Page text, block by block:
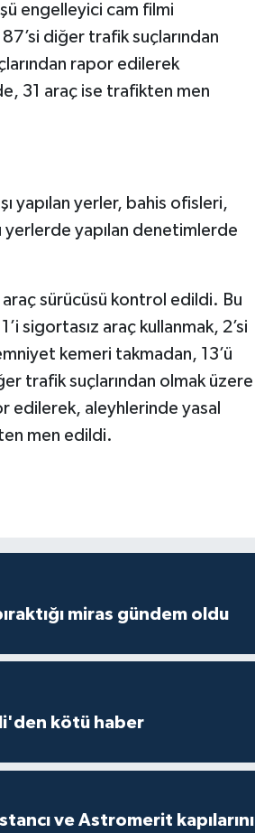
engelleyici cam filmi
diğer trafik suçlarından
rapor edilerek
31 araç ise trafikten men
yapılan yerler, bahis ofisleri,
yerlerde yapılan denetimlerde
sürücüsü kontrol edildi. Bu
sigortasız araç kullanmak, 2’si
kemeri takmadan, 13’ü
trafik suçlarından olmak üzere
edilerek, aleyhlerinde yasal
men edildi.
miras gündem oldu
kötü haber
ve Astromerit kapılarını